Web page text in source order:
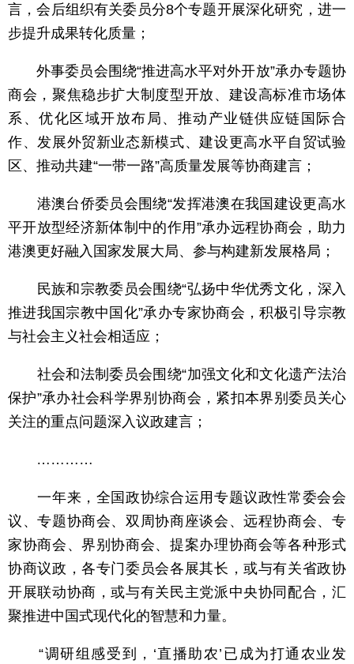
言，会后组织有关委员分8个专题开展深化研究，进一
步提升成果转化质量；
外事委员会围绕“推进高水平对外开放”承办专题协
商会，聚焦稳步扩大制度型开放、建设高标准市场体
系、优化区域开放布局、推动产业链供应链国际合
作、发展外贸新业态新模式、建设更高水平自贸试验
区、推动共建“一带一路”高质量发展等协商建言；
港澳台侨委员会围绕“发挥港澳在我国建设更高水
平开放型经济新体制中的作用”承办远程协商会，助力
港澳更好融入国家发展大局、参与构建新发展格局；
民族和宗教委员会围绕“弘扬中华优秀文化，深入
推进我国宗教中国化”承办专家协商会，积极引导宗教
与社会主义社会相适应；
社会和法制委员会围绕“加强文化和文化遗产法治
保护”承办社会科学界别协商会，紧扣本界别委员关心
关注的重点问题深入议政建言；
…………
一年来，全国政协综合运用专题议政性常委会会
议、专题协商会、双周协商座谈会、远程协商会、专
家协商会、界别协商会、提案办理协商会等各种形式
协商议政，各专门委员会各展其长，或与有关省政协
开展联动协商，或与有关民主党派中央协同配合，汇
聚推进中国式现代化的智慧和力量。
“调研组感受到，‘直播助农’已成为打通农业发